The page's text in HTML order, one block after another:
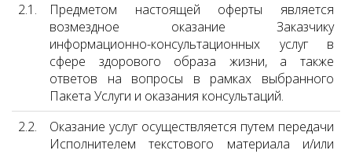
2.1.
Предметом настоящей оферты является
возмездное оказание Заказчику
информационно-консультационных услуг в
сфере здорового образа жизни, а также
ответов на вопросы в рамках выбранного
Пакета Услуги и оказания консультаций.
2.2.
Оказание услуг осуществляется путем передачи
Исполнителем текстового материала и/или